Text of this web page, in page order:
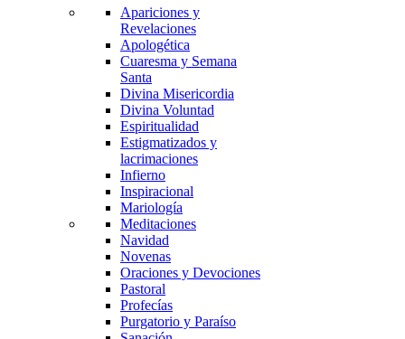
Apariciones y
Revelaciones
Apologética
Cuaresma y Semana
Santa
Divina Misericordia
Divina Voluntad
Espiritualidad
Estigmatizados y
lacrimaciones
Infierno
Inspiracional
Mariología
Meditaciones
Navidad
Novenas
Oraciones y Devociones
Pastoral
Profecías
Purgatorio y Paraíso